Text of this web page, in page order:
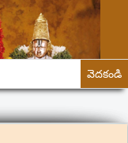
వెదకండి